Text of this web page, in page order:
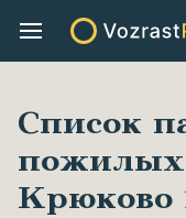
Список
пожилых
Крюково